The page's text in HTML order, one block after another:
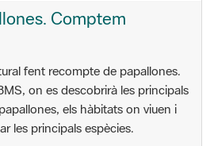
Comptem
fent recompte de papallones.
on es descobrirà les principals
els hàbitats on viuen i
les principals espècies.